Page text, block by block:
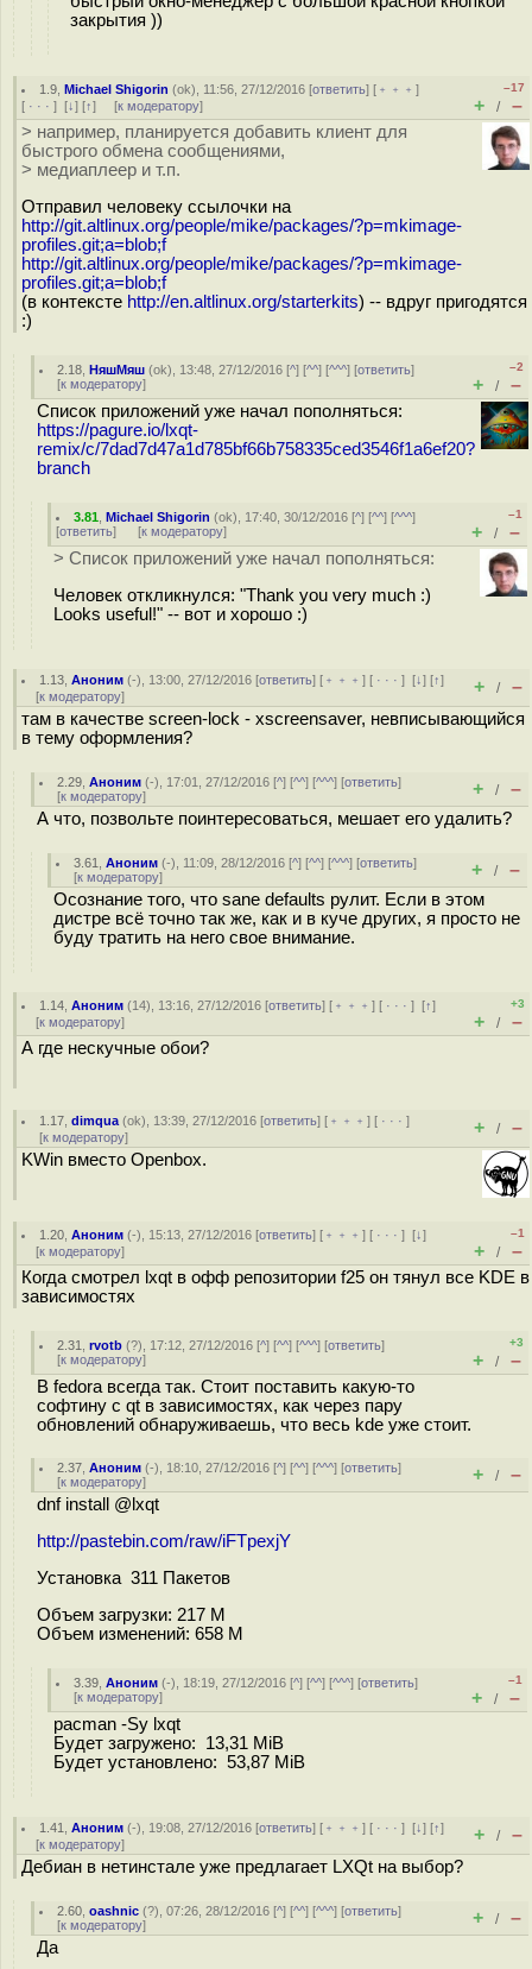
закрытия ))
1.9 ,Michael Shigorin (ok), 11:56, 27/12/2016 [ответить] [ ﹢﹢﹢]
[ · · · ] [↓] [↑] [к модератору]
–17
+ / –
> например, планируется добавить клиент для
быстрого обмена сообщениями,
> медиаплеер и т.п.
Отправил человеку ссылочки на
http://git.altlinux.org/people/mike/packages/?p=mkimage-
profiles.git;a=blob;f
http://git.altlinux.org/people/mike/packages/?p=mkimage-
profiles.git;a=blob;f
(в контексте http://en.altlinux.org/starterkits) -- вдруг пригодятся
:)
2.18 ,НяшМяш (ok), 13:48, 27/12/2016 [^] [^^] [^^^] [ответить]
[к модератору]
–2
+ / –
Список приложений уже начал пополняться:
https://pagure.io/lxqt-
remix/c/7dad7d47a1d785bf66b758335ced3546f1a6ef20?
branch
3.81 ,Michael Shigorin (ok), 17:40, 30/12/2016 [^] [^^] [^^^]
[ответить] [к модератору]
–1
+ / –
> Список приложений уже начал пополняться:
Человек откликнулся: "Thank you very much :)
Looks useful!" -- вот и хорошо :)
1.13 ,Аноним (-), 13:00, 27/12/2016 [ответить] [ ﹢﹢﹢] [ · · ·][↓] [↑]
[к модератору] + / –
там в качестве screen-lock - xscreensaver, невписывающийся
в тему оформления?
2.29 ,Аноним (-), 17:01, 27/12/2016 [^] [^^] [^^^] [ответить]
[к модератору] + / –
А что, позвольте поинтересоваться, мешает его удалить?
3.61 ,Аноним (-), 11:09, 28/12/2016 [^] [^^] [^^^] [ответить]
[к модератору] + / –
Осознание того, что sane defaults рулит. Если в этом
дистре всё точно так же, как и в куче других, я просто не
буду тратить на него свое внимание.
1.14 ,Аноним (14), 13:16, 27/12/2016 [ответить] [ ﹢﹢﹢] [ · · ·][↑]
[к модератору]
+3
+ / –
А где нескучные обои?
1.17 ,dimqua (ok), 13:39, 27/12/2016 [ответить] [ ﹢﹢﹢] [ · · ·]
[к модератору] + / –
KWin вместо Openbox.
1.20 ,Аноним (-), 15:13, 27/12/2016 [ответить] [ ﹢﹢﹢] [ · · ·][↓]
[к модератору]
–1
+ / –
Когда смотрел lxqt в офф репозитории f25 он тянул все KDE в
зависимостях
2.31 ,rvotb (?), 17:12, 27/12/2016 [^] [^^] [^^^] [ответить]
[к модератору]
+3
+ / –
В fedora всегда так. Стоит поставить какую-то
софтину с qt в зависимостях, как через пару
обновлений обнаруживаешь, что весь kde уже стоит.
2.37 ,Аноним (-), 18:10, 27/12/2016 [^] [^^] [^^^] [ответить]
[к модератору] + / –
dnf install @lxqt
http://pastebin.com/raw/iFTpexjY
Установка 311 Пакетов
Объем загрузки: 217 M
Объем изменений: 658 M
3.39 ,Аноним (-), 18:19, 27/12/2016 [^] [^^] [^^^] [ответить]
[к модератору]
–1
+ / –
pacman -Sy lxqt
Будет загружено: 13,31 MiB
Будет установлено: 53,87 MiB
1.41 ,Аноним (-), 19:08, 27/12/2016 [ответить] [ ﹢﹢﹢] [ · · ·][↓] [↑]
[к модератору] + / –
Дебиан в нетинстале уже предлагает LXQt на выбор?
2.60 ,oashnic (?), 07:26, 28/12/2016 [^] [^^] [^^^] [ответить]
[к модератору] + / –
Да